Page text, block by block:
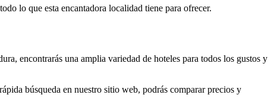
lo que esta encantadora localidad tiene para ofrecer.
encontrarás una amplia variedad de hoteles para todos los gustos y
búsqueda en nuestro sitio web, podrás comparar precios y